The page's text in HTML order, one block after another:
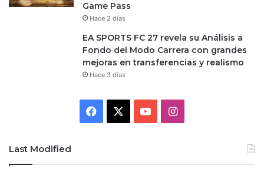
Game Pass
Hace 2 días
EA SPORTS FC 27 revela su Análisis a
Fondo del Modo Carrera con grandes
mejoras en transferencias y realismo
Hace 3 días
Facebook YouTubeInstagram
Last Modified